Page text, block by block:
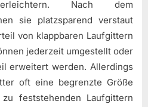
Nach dem
sie platzsparend verstaut
von klappbaren Laufgittern
jederzeit umgestellt oder
erweitert werden. Allerdings
oft eine begrenzte Größe
feststehenden Laufgittern